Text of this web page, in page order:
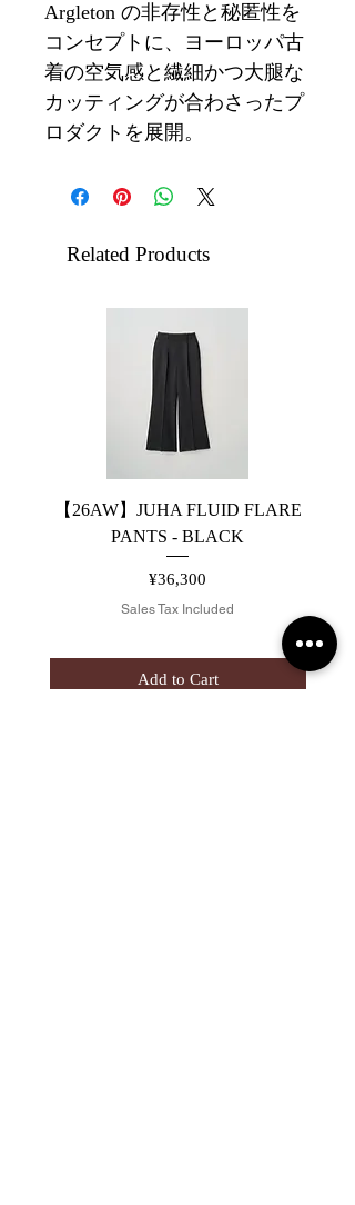
Argleton の非存性と秘匿性を
コンセプトに、ヨーロッパ古
着の空気感と繊細かつ大腿な
カッティングが合わさったプ
ロダクトを展開。
Related Products
【26AW】JUHA FLUID FLARE
PANTS - BLACK
Price
¥36,300
Sales Tax Included
Add to Cart